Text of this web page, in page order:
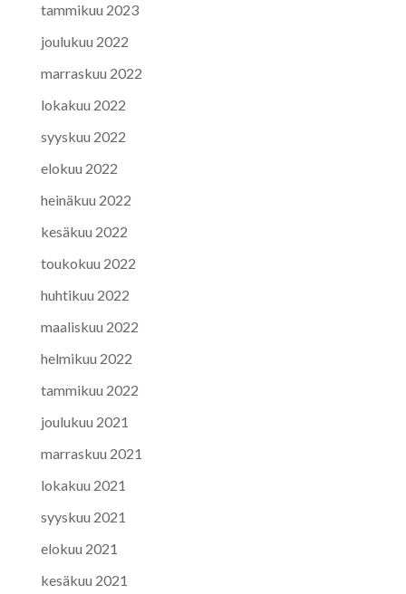
tammikuu 2023
joulukuu 2022
marraskuu 2022
lokakuu 2022
syyskuu 2022
elokuu 2022
heinäkuu 2022
kesäkuu 2022
toukokuu 2022
huhtikuu 2022
maaliskuu 2022
helmikuu 2022
tammikuu 2022
joulukuu 2021
marraskuu 2021
lokakuu 2021
syyskuu 2021
elokuu 2021
kesäkuu 2021